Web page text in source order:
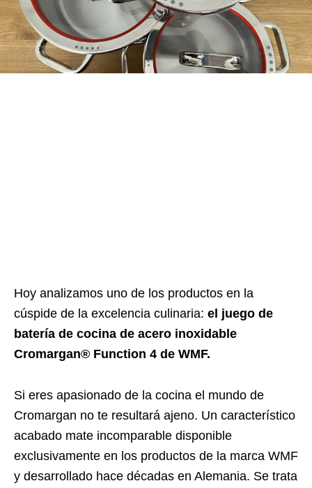
Hoy analizamos uno de los productos en la
cúspide de la excelencia culinaria: el juego de
batería de cocina de acero inoxidable
Cromargan® Function 4 de WMF.
Si eres apasionado de la cocina el mundo de
Cromargan no te resultará ajeno. Un característico
acabado mate incomparable disponible
exclusivamente en los productos de la marca WMF
y desarrollado hace décadas en Alemania. Se trata